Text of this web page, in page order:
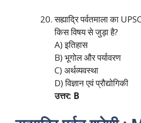
सह्याद्रि पर्वतमाला का
किस विषय से जुड़ा है?
A) इतिहास
B) भूगोल और पर्यावरण
C) अर्थव्यवस्था
D) विज्ञान एवं प्रौद्योगिकी
उत्तर: B